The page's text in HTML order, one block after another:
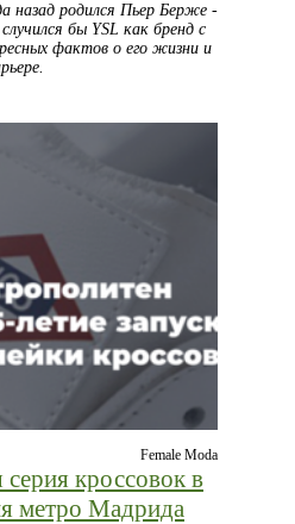
назад родился Пьер Берже -
бы YSL как бренд с
фактов о его жизни и
Female Moda
кроссовок в
метро Мадрида